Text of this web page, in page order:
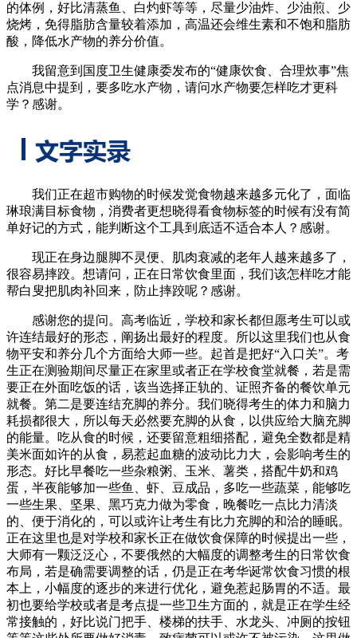
的体例，好比清蒸鱼、白灼虾等等，尽量少油炸、少油煎、少
烧烤，免得脂肪含量较着添加，高温还会维生素和不饱和脂肪
酸，降低水产物的养分价值。
我留意到国度卫生健康委发布的“健康饮食、合理炊事”焦
点消息中提到，要多吃水产物，请问水产物要怎样吃才更科
学？感谢。
我们正在超市购物的时候发觉食物越来越多元化了，面临
琳琅满目标食物，消费者更想晓得看食物标签的时候有没有简
单好记的方式，能判断这个工具到底适不适合本人？感谢。
现正在身边腿脚不灵便、肌肉衰减的老年人越来越多了，
很容易摔跤。想请问，正在日常饮食里面，我们该怎样吃才能
帮白叟把肌肉补回来，防止摔跤呢？感谢。
感谢您的提问。高考临近，学校和家长都但愿考生可以或
许连结最好的形态，阐扬出最好的程度。所以这里我们也从食
物平安和养分几个方面给大师一些。起首是把好“入口关”。考
生正在测验期间尽量正在家里或者正在学校食堂就餐，若是需
要正在外面吃饭的话，该当选择正轨的、证照齐备的餐饮单元
就餐。第二是要连结充脚的养分。我们晓得考生的体力和脑力
耗损都很大，所以每天必然要充脚的从食，以供应给大脑充脚
的能量。吃从食的时候，还要留意粗细搭配，避免全数都是精
美米面如许的从食，易惹起血糖的波动比力大，会影响考生的
形态。好比早餐吃一些杂粮粥、玉米、薯类，搭配牛奶和鸡
蛋，半夜能够加一些鱼、虾、豆成品，多吃一些蔬菜，能够吃
一些生果、坚果、黑巧克力做为零食，晚餐吃一点比力清淡
的、便于消化的，可以或许让考生有比力充脚的和洽的睡眠。
正在这里也是对学校和家长正在做饮食保障的时候提出一些，
大师有一颗泛泛心，不要俄然的大幅度的调整考生的日常饮食
布局，若是确需要调整的话，仍是正在考华诞常饮食习惯的根
本上，小幅度的逐步的来进行优化，避免惹起肠胃的不适。最
初也要给学校或者是考点提一些卫生方面的，就是正在学生经
常接触的，好比说门把手、楼梯的扶手、水龙头、冲厕的按钮